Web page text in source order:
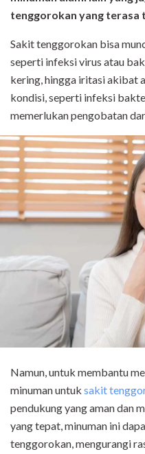
tenggorokan yang terasa
Sakit tenggorokan bisa
seperti infeksi virus atau
kering, hingga iritasi akibat
kondisi, seperti infeksi
memerlukan pengobatan
Namun, untuk membantu
minuman untuk sakit
pendukung yang aman dan
yang tepat, minuman ini
tenggorokan, mengurangi